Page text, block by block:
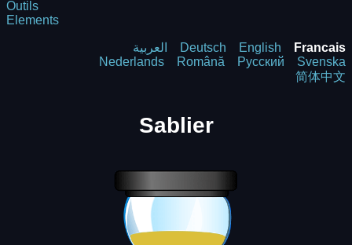
Outils
Elements
العربية Deutsch English
Francais
Nederlands
Română Русский
Svenska
简体中文
Sablier